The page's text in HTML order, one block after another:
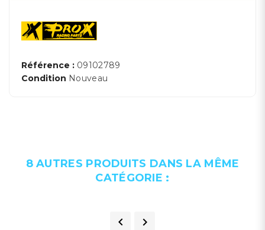
Référence : 09102789
Condition Nouveau
8 AUTRES PRODUITS DANS LA MÊME
CATÉGORIE :
 